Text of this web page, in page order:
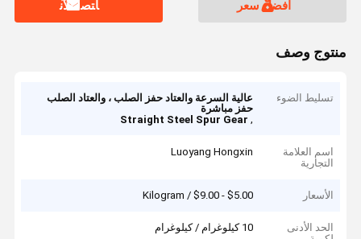
افضل سعر ﺎﺘﺼﻟ ﺍﻶﻧ
منتوج وصف
تسليط الضوء
عالية السرعة والعتاد حفز الصلب ، والعتاد الصلب
حفز مباشرة
,
Straight Steel Spur Gear
اسم العلامة
التجارية
Luoyang Hongxin
الأسعار $5.00 - $9.00 / Kilogram
الحد الأدنى
10 كيلوغرام / كيلوغرام